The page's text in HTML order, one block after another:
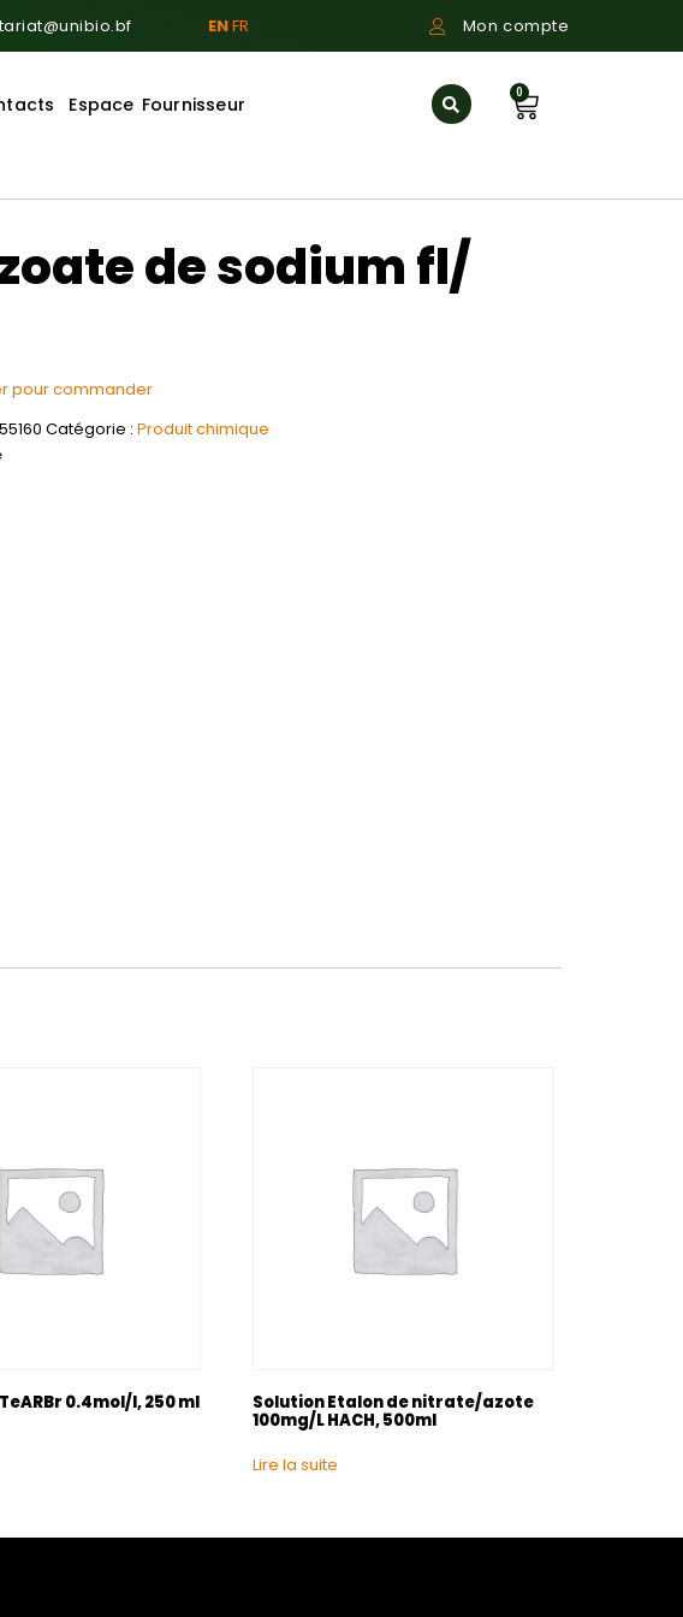
ENFR Mon compte
Espace Fournisseur
0
de sodium fl/
pour commander
Catégorie : Produit chimique
0.4mol/I, 250 ml
Solution Etalon de nitrate/azote
100mg/L HACH, 500ml
Lire la suite